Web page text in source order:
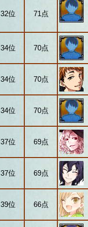
32位 71点
34位 70点
34位 70点
34位 70点
37位 69点
37位 69点
39位 66点